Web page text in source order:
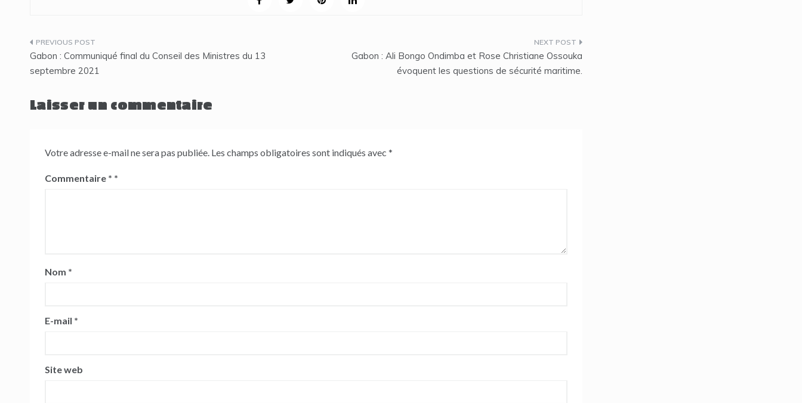
Navigation
de
Gabon : Communiqué final du Conseil des Ministres du 13
septembre 2021
Gabon : Ali Bongo Ondimba et Rose Christiane Ossouka
évoquent les questions de sécurité maritime.
Laisser un commentaire
Votre adresse e-mail ne sera pas publiée. Les champs obligatoires sont indiqués avec *
Commentaire *
Nom *
E-mail *
Site web